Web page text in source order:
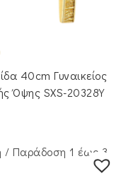
τιμή
είναι:
€765.00.
40cm Γυναικείος
Όψης SXS-20328Y
Παράδoση 1 έως 3